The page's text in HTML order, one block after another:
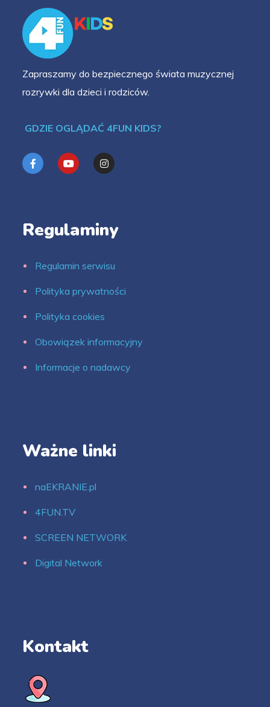
Zapraszamy do bezpiecznego świata muzycznej
rozrywki dla dzieci i rodziców.
GDZIE OGLĄDAĆ 4FUN KIDS?
Regulaminy
Regulamin serwisu
Polityka prywatności
Polityka cookies
Obowiązek informacyjny
Informacje o nadawcy
Ważne linki
naEKRANIE.pl
4FUN.TV
SCREEN NETWORK
Digital Network
Kontakt